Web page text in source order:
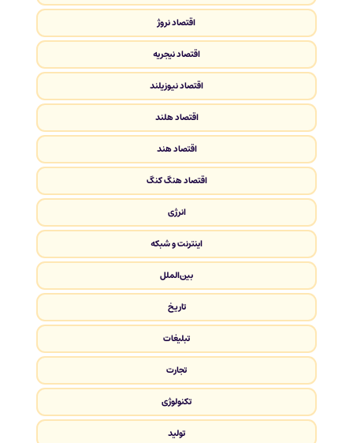
اقتصاد نروژ
اقتصاد نیجریه
اقتصاد نیوزیلند
اقتصاد هلند
اقتصاد هند
اقتصاد هنگ کنگ
انرژی
اینترنت و شبکه
بین‌الملل
تاریخ
تبلیغات
تجارت
تکنولوژی
تولید